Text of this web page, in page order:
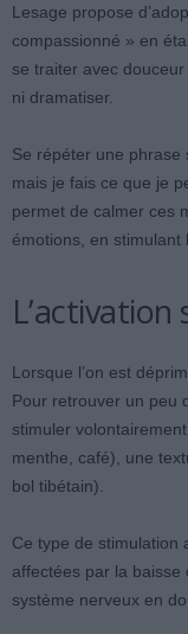
Lesage propose
compassionné » en
se traiter avec
ni dramatiser.
Se répéter une phrase
mais je fais ce que je
permet de calmer ces
émotions, en stimulant
L’activation
Lorsque l’on est
Pour retrouver un peu
stimuler
menthe, café), une
bol tibétain).
Ce type de stimulation
affectées par la baisse
système nerveux en